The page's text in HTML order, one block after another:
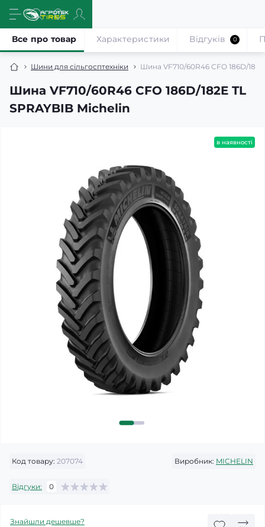
Шини для сільгосптехніки Шина VF710/60R46 CFO 186D/
Шина VF710/60R46 CFO 186D/182E TL
SPRAYBIB Michelin
Все про товар Характеристики Відгуків 0
в наявності
Код товару: 207074 Виробник: MICHELIN
Відгуки: 0
Знайшли дешевше?